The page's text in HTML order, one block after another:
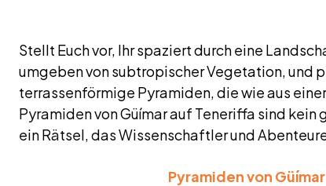
Stellt Euch vor, Ihr spaziert durch eine
umgeben von subtropischer Vegetation, und
terrassenförmige Pyramiden, die wie aus
Pyramiden von Güímar auf Teneriffa sind kein
ein Rätsel, das Wissenschaftler und
Pyramiden von